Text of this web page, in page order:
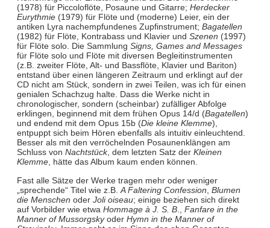
(1978) für Piccoloflöte, Posaune und Gitarre; Herdecker
Eurythmie(1979) für Flöte und (moderne) Leier, ein der
antiken Lyra nachempfundenes Zupfinstrument; Bagatellen
(1982) für Flöte, Kontrabass und Klavier und Szenen (1997)
für Flöte solo. Die Sammlung Signs, Games and Messages
für Flöte solo und Flöte mit diversen Begleitinstrumenten
(z.B. zweiter Flöte, Alt- und Bassflöte, Klavier und Bariton)
entstand über einen längeren Zeitraum und erklingt auf der
CD nicht am Stück, sondern in zwei Teilen, was ich für einen
genialen Schachzug halte. Dass die Werke nicht in
chronologischer, sondern (scheinbar) zufälliger Abfolge
erklingen, beginnend mit dem frühen Opus 14/d (Bagatellen)
und endend mit dem Opus 15b (Die kleine Klemme),
entpuppt sich beim Hören ebenfalls als intuitiv einleuchtend.
Besser als mit den verröchelnden Posaunenklängen am
Schluss von Nachtstück, dem letzten Satz der Kleinen
Klemme, hätte das Album kaum enden können.
Fast alle Sätze der Werke tragen mehr oder weniger
„sprechende“ Titel wie z.B. A Faltering Confession Blumen
die Menschen oder Joli oiseau; einige beziehen sich direkt
auf Vorbilder wie etwa Hommage à J. S. B., Fanfare in the
Manner of Mussorgskyoder Hymn in the Manner of